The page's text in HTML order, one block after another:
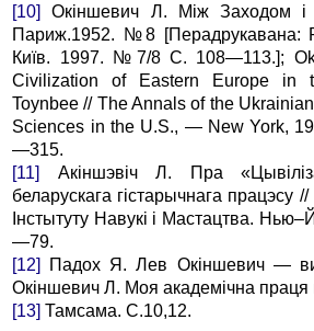
[10]
Окіншевич Л. Між Заходом і
Париж.1952. №8 [Перадрукавана:
Київ. 1997. №7/8 C. 108—113.];
Civilization of Eastern Europe in
Toynbee // The Annals of the
Sciences in the U.S., — New York,
—315.
[11]
Акіншэвіч Л. Пра
беларускага гістарычнага працэсу
Інстытуту Навукі і Мастацтва.
—79.
[12]
Падох Я. Лев Окіншевич —
Окіншевич Л. Моя академічна праця
[13] Тамсама. C.10,12.